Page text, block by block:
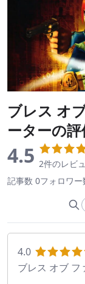
ブレス オ
ーターの
4.5 2件のレビ
記事数 0フォロワー
4.0
ブレス オブ フ